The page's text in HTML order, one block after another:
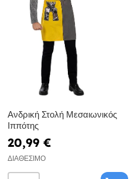
Ανδρική Στολή Μεσαιωνικός
Ιππότης
20,99 €
ΔΙΑΘΈΣΙΜΟ